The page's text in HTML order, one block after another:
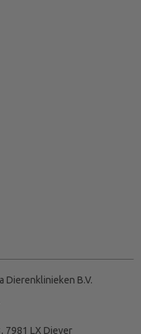
Dierenklinieken B.V.
7981 LX Diever